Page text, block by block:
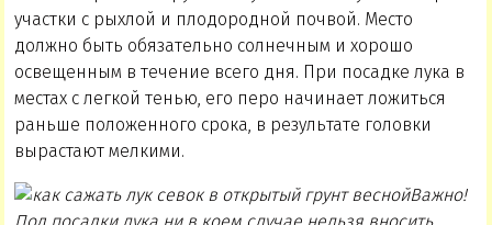
участки с рыхлой и плодородной почвой. Место
должно быть обязательно солнечным и хорошо
освещенным в течение всего дня. При посадке лука в
местах с легкой тенью, его перо начинает ложиться
раньше положенного срока, в результате головки
вырастают мелкими.
Важно!